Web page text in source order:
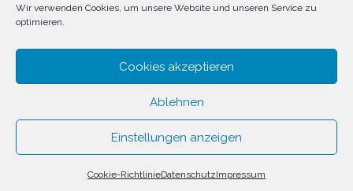
Wir verwenden Cookies, um unsere Website und unseren Service zu
optimieren.
Cookies akzeptieren
Ablehnen
Einstellungen anzeigen
Cookie-RichtlinieDatenschutzImpressum
Impressum Datenschutz
Disclaimer
© 2026 Invest Inside by